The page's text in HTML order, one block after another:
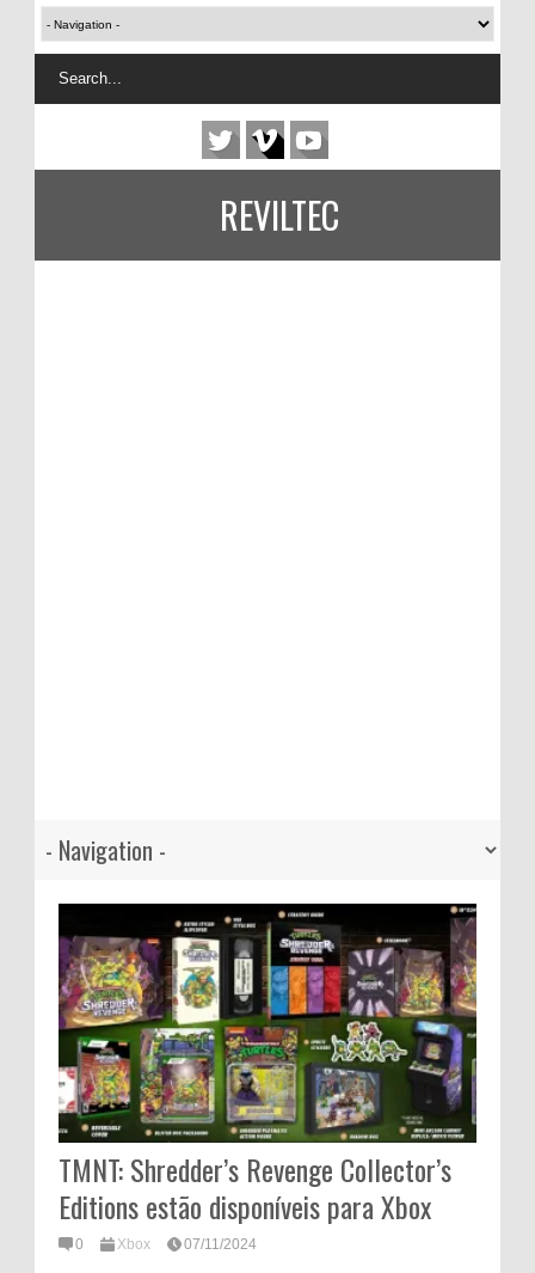
REVILTEC
TMNT: Shredder’s Revenge Collector’s
Editions estão disponíveis para Xbox
0 Xbox 07/11/2024